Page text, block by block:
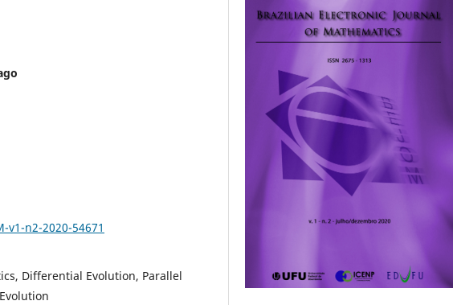
v1-n2-2020-54671
Differential Evolution, Parallel